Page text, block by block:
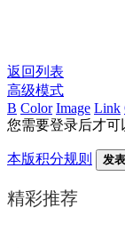
返回列表
高级模式
B Color Image Link
您需要登录后才可
本版积分规则 发
精彩推荐